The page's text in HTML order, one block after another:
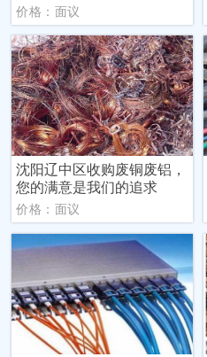
价格：面议
沈阳辽中区收购废铜废铝，
您的满意是我们的追求
价格：面议